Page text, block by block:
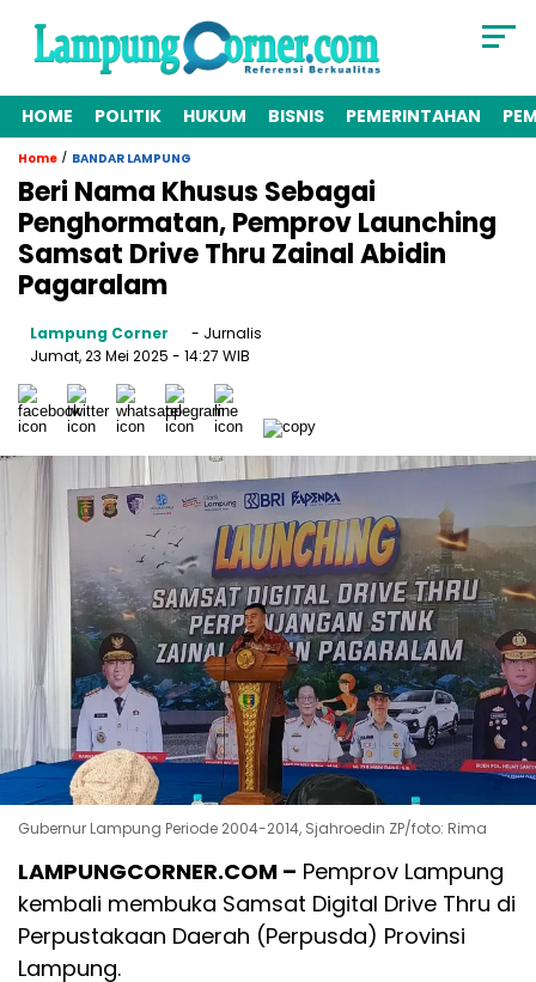
HOME POLITIK HUKUM BISNIS PEMERINTAHAN
Home / BANDAR LAMPUNG
Beri Nama Khusus Sebagai
Penghormatan, Pemprov Launching
Samsat Drive Thru Zainal Abidin
Pagaralam
Lampung Corner
- Jurnalis
Jumat, 23 Mei 2025 - 14:27 WIB
Gubernur Lampung Periode 2004-2014, Sjahroedin ZP/foto: Rima
LAMPUNGCORNER.COM – Pemprov Lampung
kembali membuka Samsat Digital Drive Thru di
Perpustakaan Daerah (Perpusda) Provinsi
Lampung.